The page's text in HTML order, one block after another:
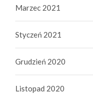
Marzec 2021
Styczeń 2021
Grudzień 2020
Listopad 2020